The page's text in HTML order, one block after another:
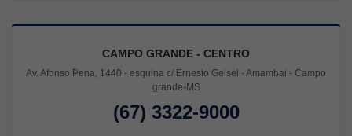
CAMPO GRANDE - CENTRO
Av. Afonso Pena, 1440 - esquina c/ Ernesto Geisel - Amambai - Campo
grande-MS
(67) 3322-9000